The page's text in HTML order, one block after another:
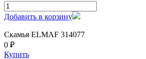
Добавить в корзину
Скамья ELMAF 314077
0 ₽
Купить